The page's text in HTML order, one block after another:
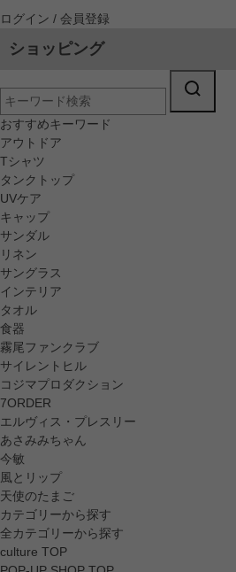
ログイン / 会員登録
ショッピング
おすすめキーワード
アウトドア
Tシャツ
タンクトップ
UVケア
キャップ
サンダル
リネン
サングラス
インテリア
タオル
食器
霧尾ファンクラブ
サイレントヒル
コジマプロダクション
7ORDER
エルヴィス・プレスリー
あさみみちゃん
今敏
風とリップ
天使のたまご
カテゴリーから探す
全カテゴリーから探す
culture TOP